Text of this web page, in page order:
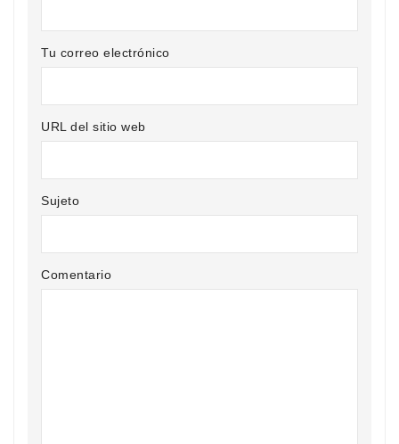
Tu correo electrónico
URL del sitio web
Sujeto
Comentario